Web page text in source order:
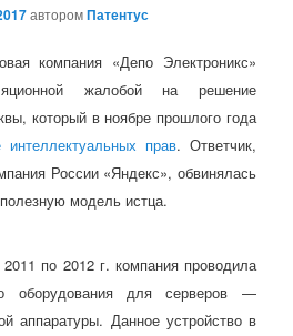
авторомПатентус
компания «Депо Электроникс»
жалобой на решение
который в ноябре прошлого года
интеллектуальных прав. Ответчик,
России «Яндекс», обвинялась
модель истца.
по 2012 г. компания проводила
оборудования для серверов —
аппаратуры. Данное устройство в